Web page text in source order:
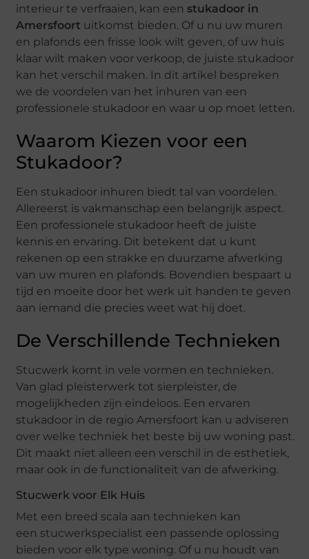
interieur te verfraaien, kan een stukadoor in
Amersfoort uitkomst bieden. Of u nu uw muren
en plafonds een frisse look wilt geven, of uw huis
klaar wilt maken voor verkoop, de juiste stukadoor
kan het verschil maken. In dit artikel bespreken
we de voordelen van het inhuren van een
professionele stukadoor en waar u op moet letten.
Waarom Kiezen voor een
Stukadoor?
Een stukadoor inhuren biedt tal van voordelen.
Allereerst is vakmanschap een belangrijk aspect.
Een professionele stukadoor heeft de juiste
kennis en ervaring. Dit betekent dat u kunt
rekenen op een strakke en duurzame afwerking
van uw muren en plafonds. Bovendien bespaart u
tijd en moeite door het werk uit handen te geven
aan iemand die precies weet wat hij doet.
De Verschillende Technieken
Stucwerk komt in vele vormen en technieken.
Van glad pleisterwerk tot sierpleister, de
mogelijkheden zijn eindeloos. Een ervaren
stukadoor in de regio Amersfoort kan u adviseren
over welke techniek het beste bij uw woning past.
Dit maakt niet alleen een verschil in de esthetiek,
maar ook in de functionaliteit van de afwerking.
Stucwerk voor Elk Huis
Met een breed scala aan technieken kan
een stucwerkspecialist een passende oplossing
bieden voor elk type woning. Of u nu houdt van